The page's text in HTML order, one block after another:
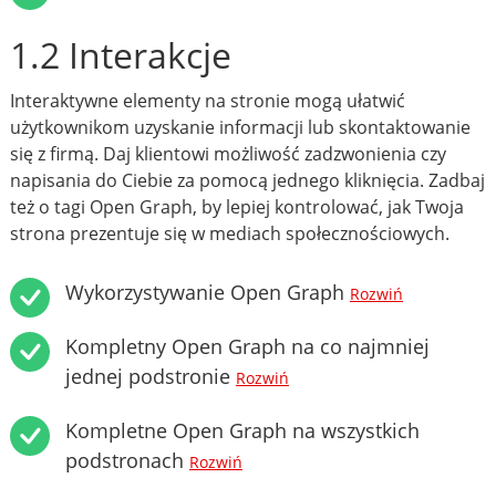
1.2 Interakcje
Interaktywne elementy na stronie mogą ułatwić
użytkownikom uzyskanie informacji lub skontaktowanie
się z firmą. Daj klientowi możliwość zadzwonienia czy
napisania do Ciebie za pomocą jednego kliknięcia. Zadbaj
też o tagi Open Graph, by lepiej kontrolować, jak Twoja
strona prezentuje się w mediach społecznościowych.
Wykorzystywanie Open Graph Rozwiń
Kompletny Open Graph na co najmniej
jednej podstronie Rozwiń
Kompletne Open Graph na wszystkich
podstronach Rozwiń